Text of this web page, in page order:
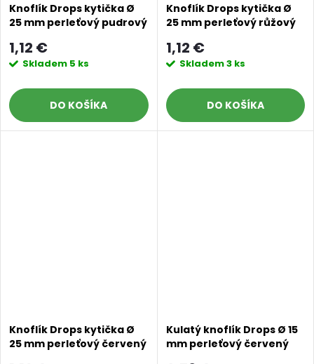
Knoflík Drops kytička Ø
25 mm perleťový pudrový
1,12 €
Skladem 5 ks
DO KOŠÍKA
Knoflík Drops kytička Ø
25 mm perleťový růžový
1,12 €
Skladem3 ks
DO KOŠÍKA
Knoflík Drops kytička Ø
25 mm perleťový červený
Kulatý knoflík Drops Ø 15
mm perleťový červený